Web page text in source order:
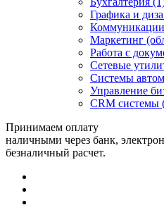
Графика и
Коммуникации
Маркетинг
Работа с
Сетевые
Системы
Управление
CRM системы
Принимаем оплату
наличными через банк,
безналичный расчет.